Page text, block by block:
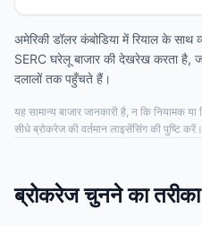
अमेरिकी डॉलर कंबोडिया में रियाल के साथ
SERC घरेलू बाजार की देखरेख करता है,
दलालों तक पहुँचते हैं।
यह सामान्य बाजार जानकारी है, न कि नियामक
सीधे ब्रोकरेज की वर्तमान लाइसेंसिंग की पुष्टि करें।
ब्रोकरेज चुनने का तरीका